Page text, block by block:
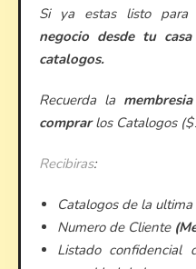
Si ya estas listo para
negocio desde tu casa
catalogos.
Recuerda la
comprarlos Catalogos
Recibiras:
Catalogos de la
Numero de Cliente
Listado confidencial